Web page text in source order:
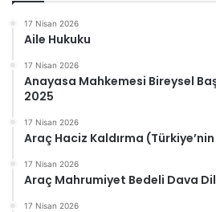
17 Nisan 2026
Aile Hukuku
17 Nisan 2026
Anayasa Mahkemesi Bireysel
2025
17 Nisan 2026
Araç Haciz Kaldırma
17 Nisan 2026
Araç Mahrumiyet Bedeli Dava
17 Nisan 2026